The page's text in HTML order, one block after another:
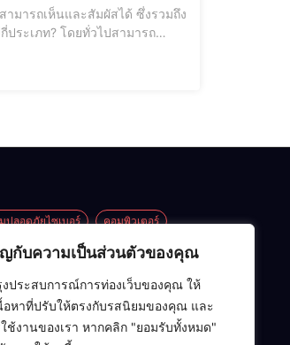
ญกับความเป็นส่วนตัวของคุณ
งประสบการณ์การท่องเว็บของคุณ ให้
หาที่ปรับให้ตรงกับรสนิยมของคุณ และ
ช้งานของเรา หากคลิก "ยอมรับทั้งหมด"
ระเภท? โดยทั่วไปสามารถ
ปลอดภัยไซเบอร์ คอมพิวเตอร์
แวร์ ปัญญาประดิษฐ์ (AI)
แวร์ เครือข่ายคอมพิวเตอร์